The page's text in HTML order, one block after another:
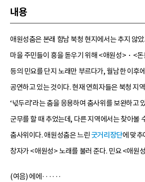
내용
애원성춤은 본래 함남 북청 현지에서는 추지 않
마을 주민들이 흥을 돋우기 위해 <애원성>・<
등의 민요를 단지 노래만 부르다가, 월남한 이후
공연하고 있는 것이다. 현재 연희자들은 북청 지
‘넋두리’라는 춤을 응용하여 춤사위를 보완하고
군무를 할 때 추었는데, 다른 지역에서는 찾아볼
춤사위이다. 애원성춤은 느린 굿거리장단에 맞추
창자가 <애원성> 노래를 불러 준다. 민요 <애원
(여음) 에에······